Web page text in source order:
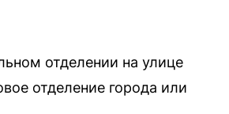
отделении на улице
отделение города или